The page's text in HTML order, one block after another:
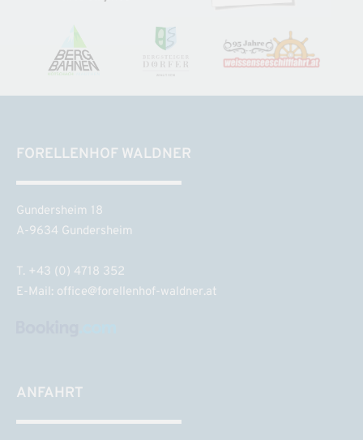
FORELLENHOF WALDNER
Gundersheim 18
A-9634 Gundersheim
T. +43 (0) 4718 352
E-Mail: office@forellenhof-waldner.at
ANFAHRT